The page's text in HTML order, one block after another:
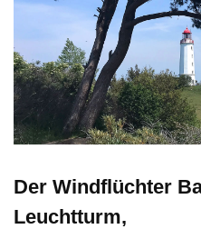
Der Windflüchter
Leuchtturm,